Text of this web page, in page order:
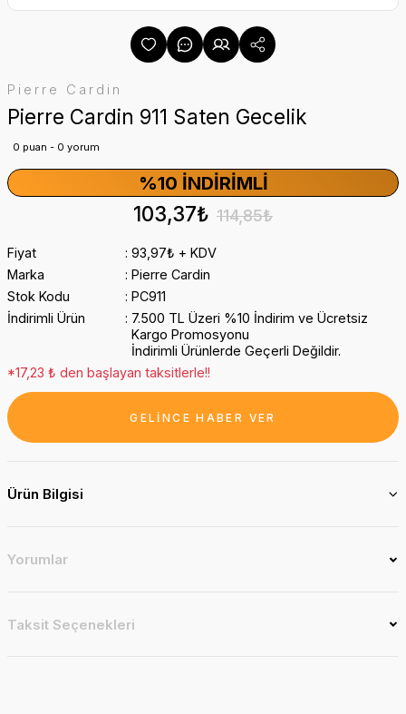
Pierre Cardin
Pierre Cardin 911 Saten Gecelik
0 puan - 0 yorum
%10 İNDIRIMLI
103,37₺ 114,85₺
Fiyat
93,97₺ + KDV
Marka
Pierre Cardin
Stok Kodu
PC911
İndirimli Ürün
7.500 TL Üzeri %10 İndirim ve Ücretsiz
Kargo Promosyonu
İndirimli Ürünlerde Geçerli Değildir.
*17,23 ₺ den başlayan taksitlerle!!
GELİNCE HABER VER
Ürün Bilgisi
Yorumlar
Taksit Seçenekleri